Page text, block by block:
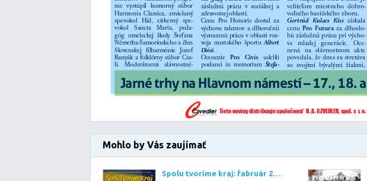
Mohlo by Vás zaujímať
Spolu tvoríme kraj: fabruár 2022